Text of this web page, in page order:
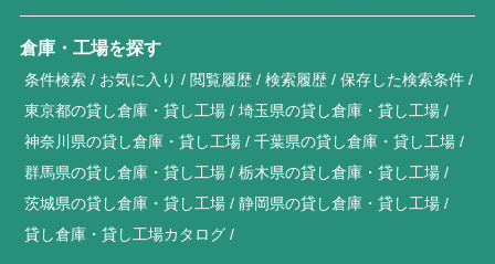
倉庫・工場を探す
条件検索 お気に入り 閲覧履歴 検索履歴
保存した検索条件
東京都の貸し倉庫・貸し工場
埼玉県の貸し倉庫・貸し工場
神奈川県の貸し倉庫・貸し工場
千葉県の貸し倉庫・貸し工場
群馬県の貸し倉庫・貸し工場
栃木県の貸し倉庫・貸し工場
茨城県の貸し倉庫・貸し工場
静岡県の貸し倉庫・貸し工場
貸し倉庫・貸し工場カタログ